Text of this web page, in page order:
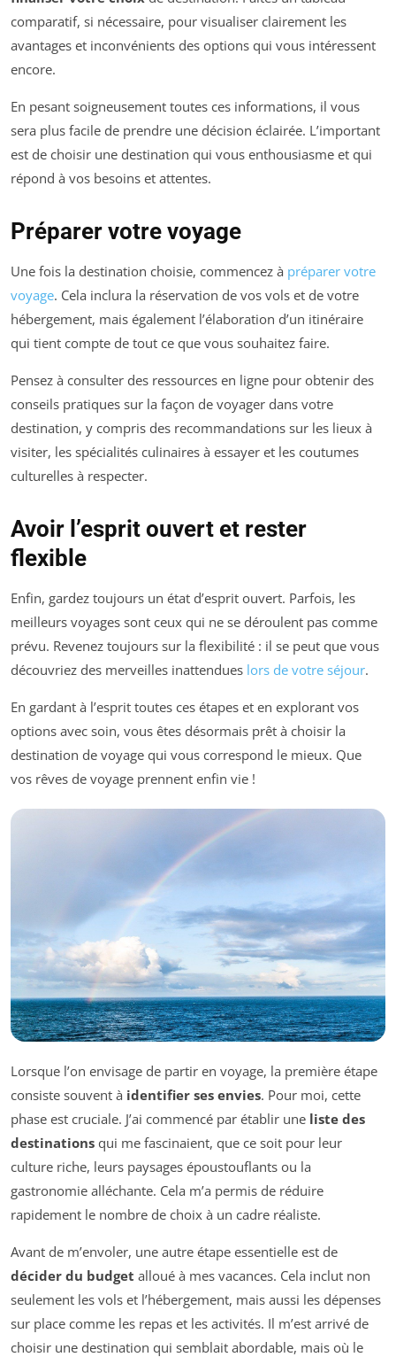
comparatif, si nécessaire, pour visualiser clairement les
avantages et inconvénients des options qui vous intéressent
encore.
En pesant soigneusement toutes ces informations, il vous
sera plus facile de prendre une décision éclairée. L’important
est de choisir une destination qui vous enthousiasme et qui
répond à vos besoins et attentes.
Préparer votre voyage
Une fois la destination choisie, commencez à préparer votre
voyage. Cela inclura la réservation de vos vols et de votre
hébergement, mais également l’élaboration d’un itinéraire
qui tient compte de tout ce que vous souhaitez faire.
Pensez à consulter des ressources en ligne pour obtenir des
conseils pratiques sur la façon de voyager dans votre
destination, y compris des recommandations sur les lieux à
visiter, les spécialités culinaires à essayer et les coutumes
culturelles à respecter.
Avoir l’esprit ouvert et rester
flexible
Enfin, gardez toujours un état d’esprit ouvert. Parfois, les
meilleurs voyages sont ceux qui ne se déroulent pas comme
prévu. Revenez toujours sur la flexibilité : il se peut que vous
découvriez des merveilles inattendues lors de votre séjour.
En gardant à l’esprit toutes ces étapes et en explorant vos
options avec soin, vous êtes désormais prêt à choisir la
destination de voyage qui vous correspond le mieux. Que
vos rêves de voyage prennent enfin vie !
Lorsque l’on envisage de partir en voyage, la première étape
consiste souvent à identifier ses envies. Pour moi, cette
phase est cruciale. J’ai commencé par établir une liste des
destinations qui me fascinaient, que ce soit pour leur
culture riche, leurs paysages époustouflants ou la
gastronomie alléchante. Cela m’a permis de réduire
rapidement le nombre de choix à un cadre réaliste.
Avant de m’envoler, une autre étape essentielle est de
décider du budget alloué à mes vacances. Cela inclut non
seulement les vols et l’hébergement, mais aussi les dépenses
sur place comme les repas et les activités. Il m’est arrivé de
choisir une destination qui semblait abordable, mais où le